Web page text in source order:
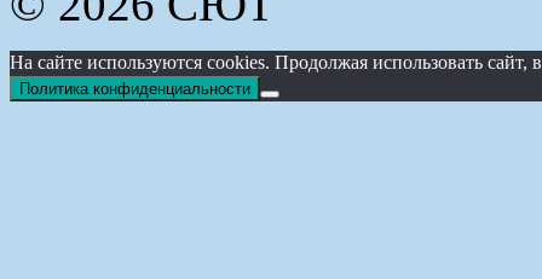
На сайте используются cookies. Продолжая использовать
Политика конфиденциальности